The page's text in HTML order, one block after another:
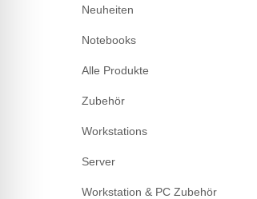
Neuheiten
Notebooks
Alle Produkte
Zubehör
Workstations
Server
Workstation & PC Zubehör